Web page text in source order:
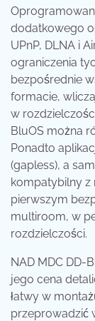
dodatkowego
UPnP, DLNA i
ograniczenia
bezpośrednie
formacie,
w
BluOS można
Ponadto
(gapless), a
kompatybilny z
pierwszym
multiroom, w
rozdzielczości.
NAD MDC DD-
jego cena
łatwy w
przeprowadzić